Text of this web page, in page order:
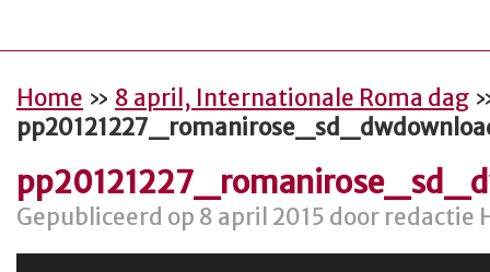
Home » 8 april, Internationale Roma dag
Gepubliceerd op 8 april 2015 door redactie